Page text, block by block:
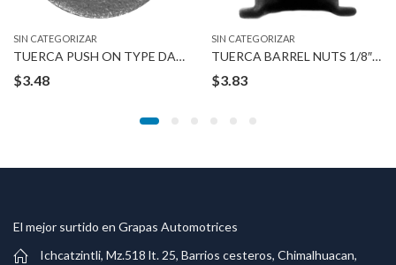
SIN CATEGORIZAR
TUERCA PUSH ON TYPE DACROMENT 8-1.25 MM
$3.48
SIN CATEGORIZAR
TUERCA BARREL NUTS 1/8″ STUD 5/32″ HOLE
$3.83
El mejor surtido en Grapas Automotrices
Ichcatzintli, Mz.518 lt. 25, Barrios cesteros, Chimalhuacan,